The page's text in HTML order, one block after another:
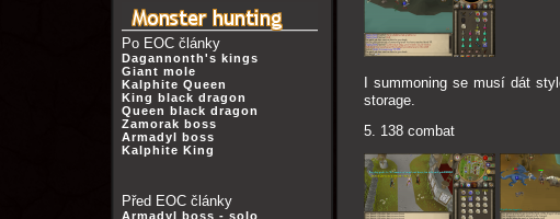
Po EOC články
Dagannonth's kings
Giant mole
Kalphite Queen
King black dragon
Queen black dragon
Zamorak boss
Armadyl boss
Kalphite King
Před EOC články
Armadyl boss - solo
I summoning se musí dát
storage.
5. 138 combat